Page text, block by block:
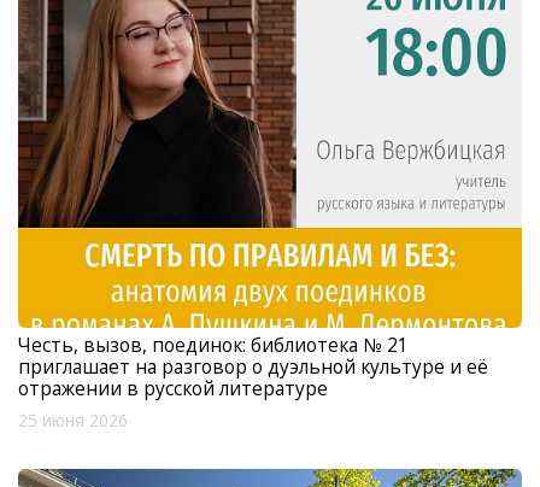
Честь, вызов, поединок: библиотека № 21
приглашает на разговор о дуэльной культуре и её
отражении в русской литературе
25 июня 2026